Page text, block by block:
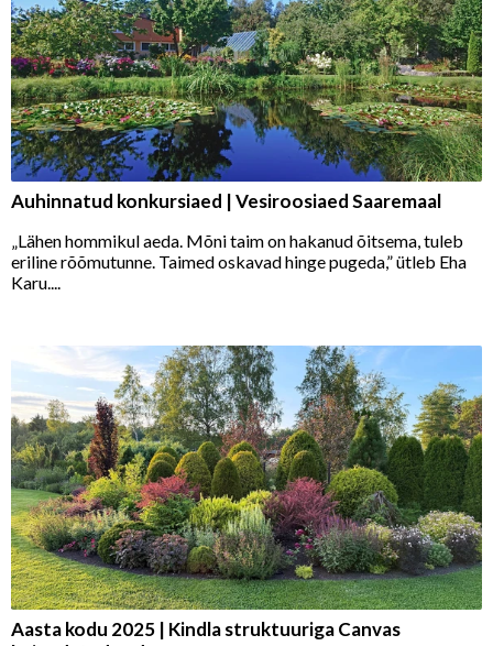
Auhinnatud konkursiaed | Vesiroosiaed Saaremaal
„Lähen hommikul aeda. Mõni taim on hakanud õitsema, tuleb
eriline rõõmutunne. Taimed oskavad hinge pugeda,” ütleb Eha
Karu....
Aasta kodu 2025 | Kindla struktuuriga Canvas